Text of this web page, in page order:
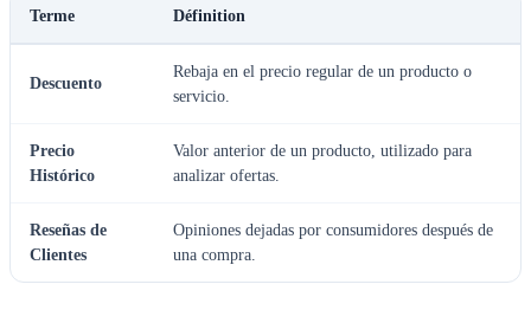
Terme Définition
Descuento
Rebaja en el precio regular de un producto o
servicio.
Precio
Histórico
Valor anterior de un producto, utilizado para
analizar ofertas.
Reseñas de
Clientes
Opiniones dejadas por consumidores después de
una compra.